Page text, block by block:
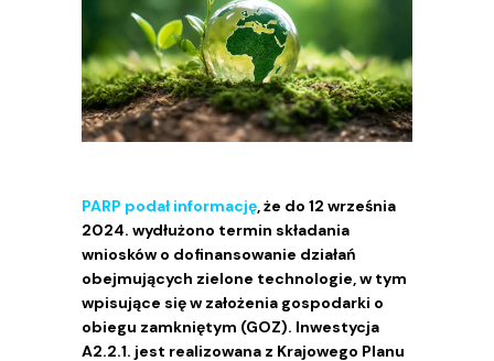
PARP podał informację, że do 12 września
2024. wydłużono termin składania
wniosków o dofinansowanie działań
obejmujących zielone technologie, w tym
wpisujące się w założenia gospodarki o
obiegu zamkniętym (GOZ). Inwestycja
A2.2.1. jest realizowana z Krajowego Planu